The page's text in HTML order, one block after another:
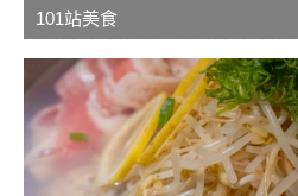
101站美食